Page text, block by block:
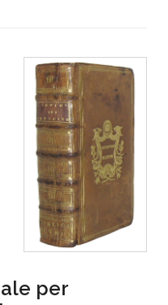
per